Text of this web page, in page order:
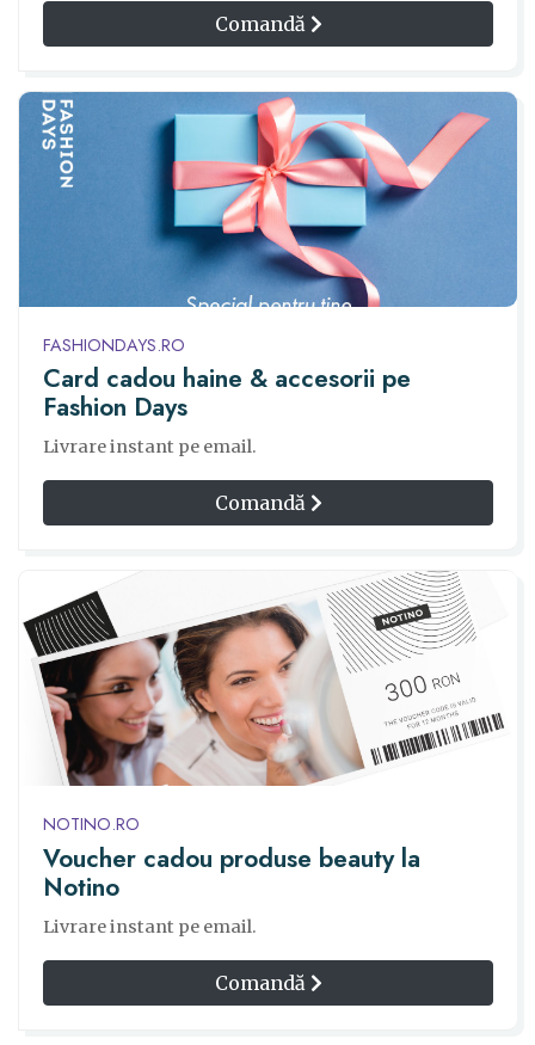
Comandă
FASHIONDAYS.RO
Card cadou haine & accesorii pe
Fashion Days
Livrare instant pe email.
Comandă
NOTINO.RO
Voucher cadou produse beauty la
Notino
Livrare instant pe email.
Comandă